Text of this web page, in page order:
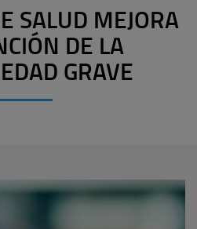
SALUD MEJORA
DE LA
GRAVE